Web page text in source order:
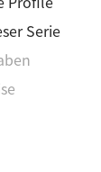
Serie